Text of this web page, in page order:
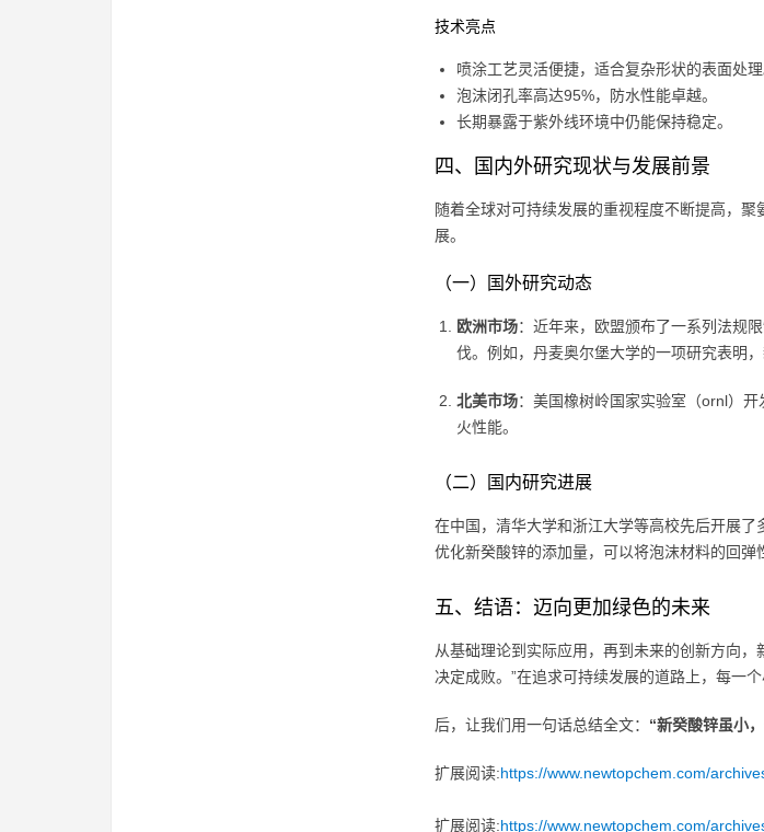
技术亮点
喷涂工艺灵活便捷，适合复杂形状的表面处理
泡沫闭孔率高达95%，防水性能卓越。
长期暴露于紫外线环境中仍能保持稳定。
四、国内外研究现状与发展前景
随着全球对可持续发展的重视程度不断提高，
展。
（一）国外研究动态
欧洲市场：近年来，欧盟颁布了一系列法规
伐。例如，丹麦奥尔堡大学的一项研究表明
北美市场：美国橡树岭国家实验室（ornl）
火性能。
（二）国内研究进展
在中国，清华大学和浙江大学等高校先后开展
优化新癸酸锌的添加量，可以将泡沫材料的回弹
五、结语：迈向更加绿色的未来
从基础理论到实际应用，再到未来的创新方向
决定成败。”在追求可持续发展的道路上，每一
后，让我们用一句话总结全文： “新癸酸锌虽小
扩展阅读:https://www.newtopchem.com/
扩展阅读:https://www.newtopchem.com/